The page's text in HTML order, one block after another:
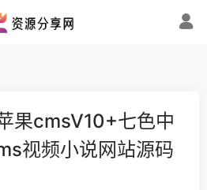
果cmsV10+七色中
视频小说网站源码